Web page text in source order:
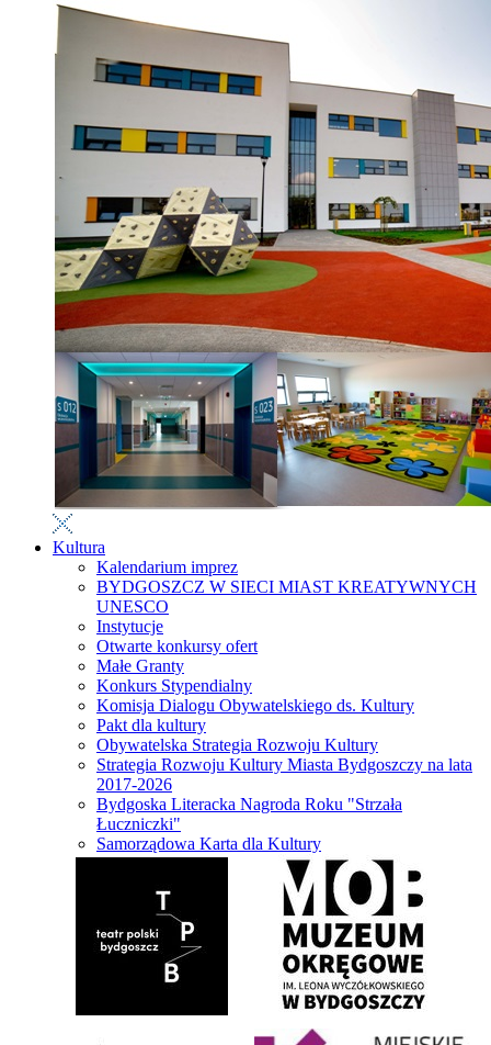
Kultura
Kalendarium imprez
BYDGOSZCZ W SIECI MIAST KREATYWNYCH
UNESCO
Instytucje
Otwarte konkursy ofert
Małe Granty
Konkurs Stypendialny
Komisja Dialogu Obywatelskiego ds. Kultury
Pakt dla kultury
Obywatelska Strategia Rozwoju Kultury
Strategia Rozwoju Kultury Miasta Bydgoszczy na lata
2017-2026
Bydgoska Literacka Nagroda Roku "Strzała
Łuczniczki"
Samorządowa Karta dla Kultury